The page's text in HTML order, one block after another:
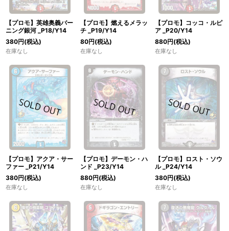
【プロモ】英雄奥義バー
ニング銀河 _P18/Y14
380円(税込)
在庫なし
【プロモ】燃えるメラッ
チ _P19/Y14
80円(税込)
在庫なし
【プロモ】コッコ・ルピ
ア _P20/Y14
880円(税込)
在庫なし
【プロモ】アクア・サー
ファー _P21/Y14
380円(税込)
在庫なし
【プロモ】デーモン・ハ
ンド _P23/Y14
880円(税込)
在庫なし
【プロモ】ロスト・ソウ
ル _P24/Y14
380円(税込)
在庫なし